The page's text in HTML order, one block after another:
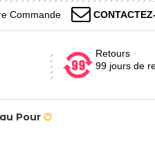
Commande
Retours
99 jours de
Pour